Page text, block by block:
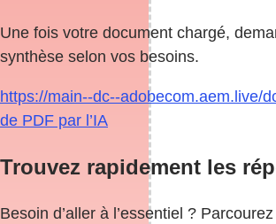
Une fois votre document chargé,
synthèse selon vos besoins.
https://main--dc--adobecom.aem.live/
de PDF par l’IA
Trouvez rapidement les
Besoin d’aller à l’essentiel ?